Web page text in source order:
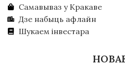
Самавываз у Кракаве
Дзе набыць афлайн
Шукаем інвестара